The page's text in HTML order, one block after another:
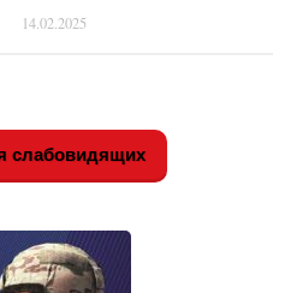
14.02.2025
слабовидящих